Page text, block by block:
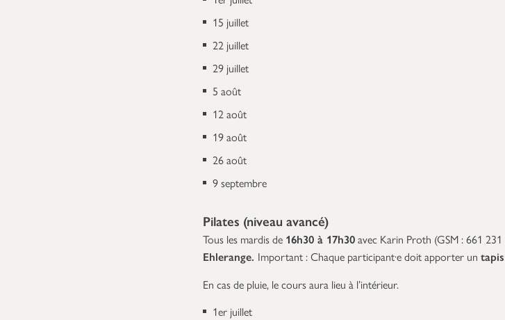
15 juillet
22 juillet
29 juillet
5 août
12 août
19 août
26 août
9 septembre
Pilates (niveau avancé)
Tous les mardis de 16h30 à 17h30avec Karin Proth (GSM : 661
Ehlerange. Important : Chaque participant·e doit apporter un
En cas de pluie, le cours aura lieu à l’intérieur.
1er juillet